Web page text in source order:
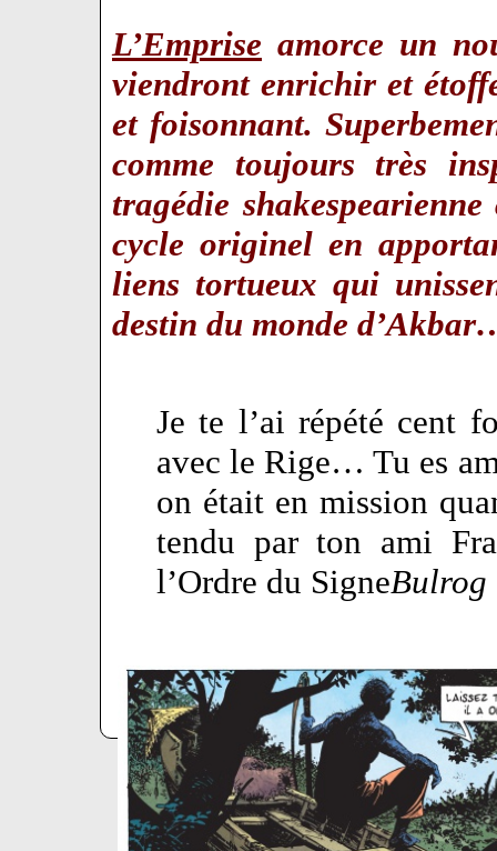
L’Emprise amorce un
viendront enrichir et
et foisonnant.
comme toujours très
tragédie
cycle originel en
liens tortueux qui
destin du monde
Je te l’ai répété cent
avec le Rige… Tu es
on était en mission
tendu par ton ami
l’Ordre du SigneBulrog